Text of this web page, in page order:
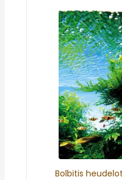
Bolbitis